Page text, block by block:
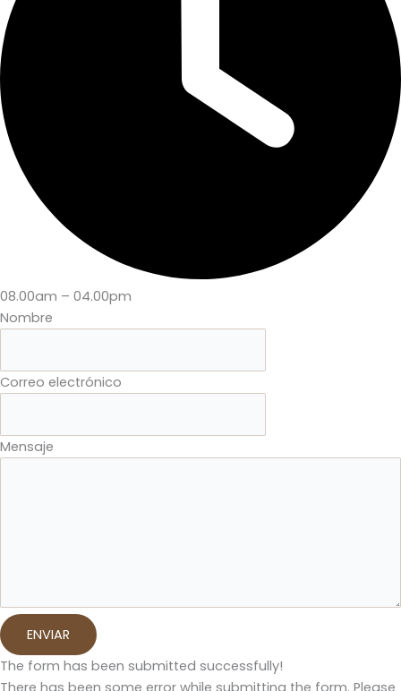
08.00am – 04.00pm
Nombre
Correo electrónico
Mensaje
ENVIAR
The form has been submitted successfully!